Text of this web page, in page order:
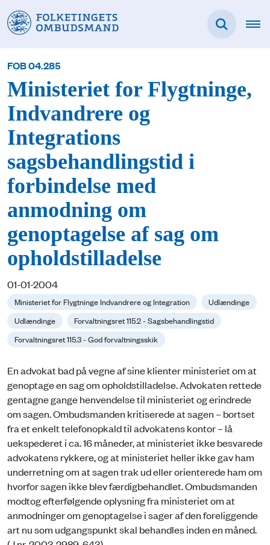
FOB 04.285
Ministeriet for Flygtninge,
Indvandrere og
Integrations
sagsbehandlingstid i
forbindelse med
anmodning om
genoptagelse af sag om
opholdstilladelse
01-01-2004
Ministeriet for Flygtninge Indvandrere og Integration
Udlændinge
Udlændinge
Forvaltningsret 115.2 - Sagsbehandlingstid
Forvaltningsret 115.3 - God forvaltningsskik
En advokat bad på vegne af sine klienter ministeriet om at
genoptage en sag om opholdstilladelse. Advokaten rettede
gentagne gange henvendelse til ministeriet og erindrede
om sagen. Ombudsmanden kritiserede at sagen – bortset
fra et enkelt telefonopkald til advokatens kontor – lå
uekspederet i ca. 16 måneder, at ministeriet ikke besvarede
advokatens rykkere, og at ministeriet heller ikke gav ham
underretning om at sagen trak ud eller orienterede ham om
hvorfor sagen ikke blev færdigbehandlet. Ombudsmanden
modtog efterfølgende oplysning fra ministeriet om at
anmodninger om genoptagelse i sager af den foreliggende
art nu som udgangspunkt skal behandles inden en måned.